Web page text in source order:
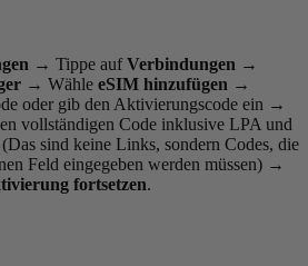
→ Tippe aufVerbindungen →
→ Wähle eSIM hinzufügen →
oder gib den Aktivierungscode ein →
vollständigen Code inklusive LPA und
sind keine Links, sondern Codes, die
Feld eingegeben werden müssen) →
fortsetzen.